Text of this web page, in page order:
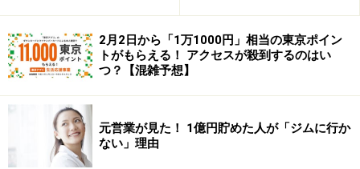
「仕事でPC作業が多いけれど、手元の爪を見ると気分が
上がる」という声も。仕事がはかどれば、収入アップに
もつながりますよね。
4. 料理
料理の動画コンテンツやSNS投稿が増え、これまで家で
2月2日から「1万1000円」相当の東京ポイン
トがもらえる！ アクセスが殺到するのはい
つ？【混雑予想】
元営業が見た！ 1億円貯めた人が「ジムに行か
ない」理由